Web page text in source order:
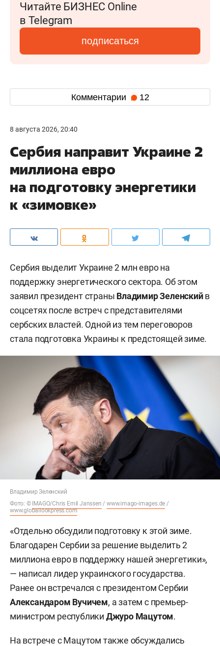
Читайте БИЗНЕС Online
в Telegram
подписаться
Комментарии 12
8 августа 2026, 20:40
Сербия направит Украине 2
миллиона евро
на подготовку энергетики
к «зимовке»
Сербия выделит Украине 2 млн евро на
поддержку энергетического сектора. Об этом
заявил президент страны Владимир Зеленскийв
соцсетях после встреч с представителями
сербских властей. Одной из тем переговоров
стала подготовка Украины к предстоящей зиме.
Владимир Зеленский
Фото: © IMAGO/Chris Emil Janssen /www.imago-images.de /
www.globallookpress.com
«Отдельно обсудили подготовку к этой зиме.
Благодарен Сербии за решение выделить 2
миллиона евро в поддержку нашей энергетики»,
— написал лидер украинского государства.
Ранее он встречался с президентом Сербии
Александаром Вучичем, а затем с премьер-
министром республики Джуро Мацутом.
На встрече с Мацутом также обсуждались